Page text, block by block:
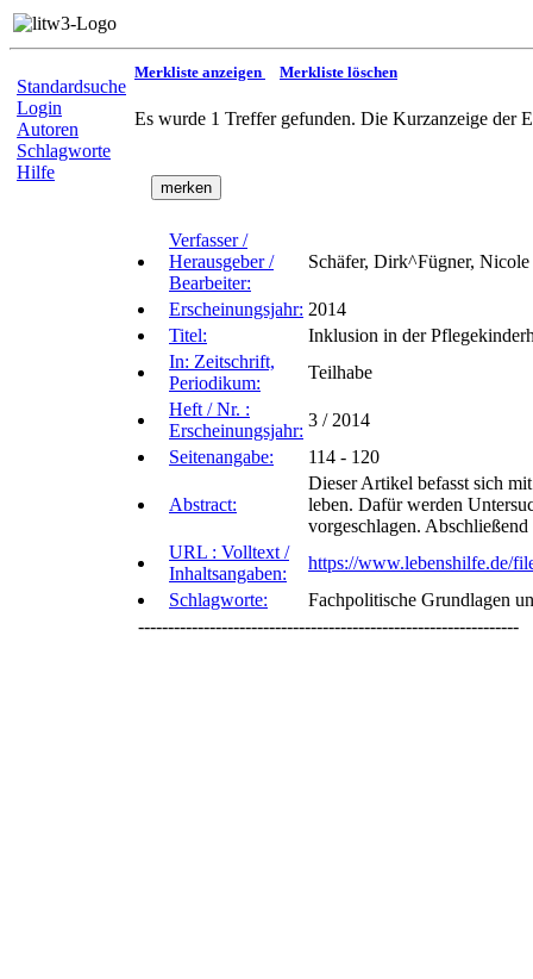
Standardsuche
Login
Autoren
Schlagworte
Hilfe
Merkliste anzeigen Merkliste löschen
Es wurde 1 Treffer gefunden. Die Kurzanzeige der
Verfasser /
Herausgeber /
Bearbeiter:
Schäfer, Dirk^Fügner, Nicole
Erscheinungsjahr: 2014
Titel:
Inklusion in der
In: Zeitschrift,
Periodikum:
Teilhabe
Heft / Nr. :
Erscheinungsjahr:
3 / 2014
Seitenangabe:
114 - 120
Abstract:
Dieser Artikel befasst sich
leben. Dafür werden
vorgeschlagen.
URL : Volltext /
Inhaltsangaben:
https://www.lebenshilfe.de/
Schlagworte:
Fachpolitische Grundlagen
----------------------------------------------------------------